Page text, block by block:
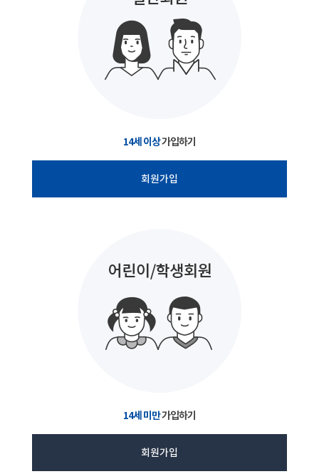
14세 이상가입하기
회원가입
14세 미만가입하기
회원가입